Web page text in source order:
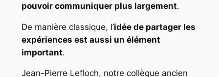
pouvoir communiquer plus largement.
De manière classique, l’idée de partager les
expériences est aussi un élément
important.
Jean-Pierre Lefloch, notre collègue ancien